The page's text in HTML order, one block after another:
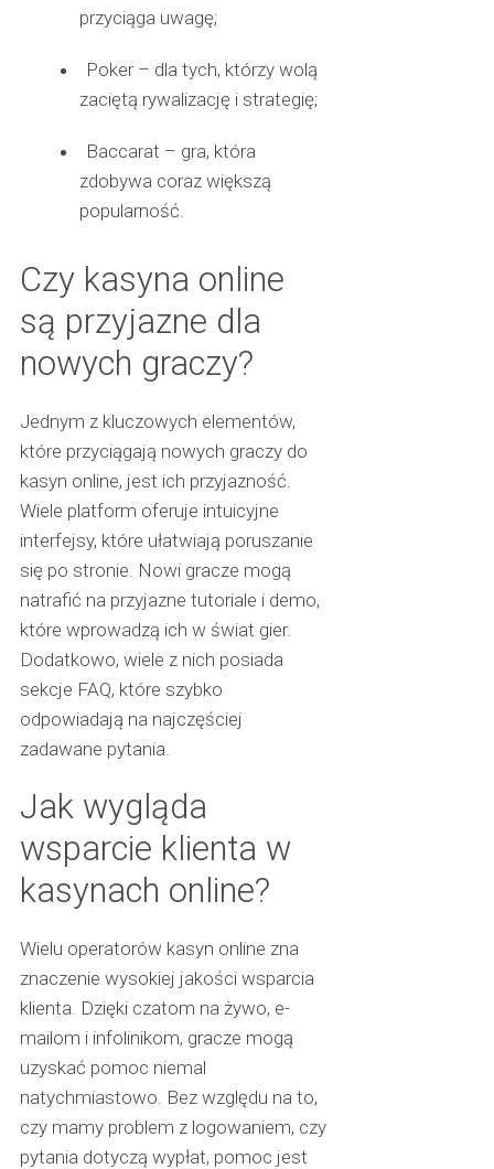
przyciąga uwagę;
Poker – dla tych, którzy wolą
zaciętą rywalizację i strategię;
Baccarat – gra, która
zdobywa coraz większą
popularność.
Czy kasyna online
są przyjazne dla
nowych graczy?
Jednym z kluczowych elementów,
które przyciągają nowych graczy do
kasyn online, jest ich przyjazność.
Wiele platform oferuje intuicyjne
interfejsy, które ułatwiają poruszanie
się po stronie. Nowi gracze mogą
natrafić na przyjazne tutoriale i demo,
które wprowadzą ich w świat gier.
Dodatkowo, wiele z nich posiada
sekcje FAQ, które szybko
odpowiadają na najczęściej
zadawane pytania.
Jak wygląda
wsparcie klienta w
kasynach online?
Wielu operatorów kasyn online zna
znaczenie wysokiej jakości wsparcia
klienta. Dzięki czatom na żywo, e-
mailom i infolinikom, gracze mogą
uzyskać pomoc niemal
natychmiastowo. Bez względu na to,
czy mamy problem z logowaniem, czy
pytania dotyczą wypłat, pomoc jest